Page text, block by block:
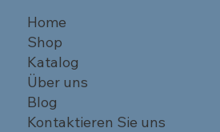
Home
Shop
Katalog
Über uns
Blog
Kontaktieren Sie uns